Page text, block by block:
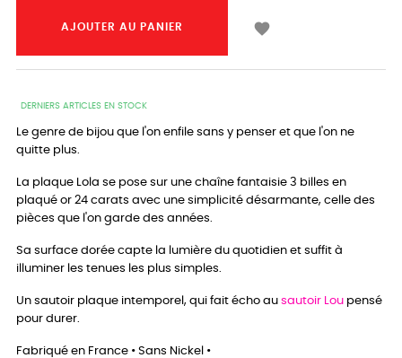
AJOUTER AU PANIER 
DERNIERS ARTICLES EN STOCK
Le genre de bijou que l'on enfile sans y penser et que l'on ne
quitte plus.
La plaque Lola se pose sur une chaîne fantaisie 3 billes en
plaqué or 24 carats avec une simplicité désarmante, celle des
pièces que l'on garde des années.
Sa surface dorée capte la lumière du quotidien et suffit à
illuminer les tenues les plus simples.
Un sautoir plaque intemporel, qui fait écho au sautoir Lou pensé
pour durer.
Fabriqué en France • Sans Nickel •